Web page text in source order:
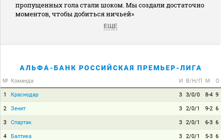
пропущенных гола стали шоком. Мы создали достаточно
моментов, чтобы добиться ничьей»
ЕЩЕ
АЛЬФА-БАНК РОССИЙСКАЯ ПРЕМЬЕР-ЛИГА
№ Команда И В/Н/П М О
1 Краснодар 3 3/0/0 8-4 9
2 Зенит 3 2/0/1 9-2 6
3 Спартак 3 2/0/1 6-3 6
4 Балтика 3 2/0/1 5-3 6